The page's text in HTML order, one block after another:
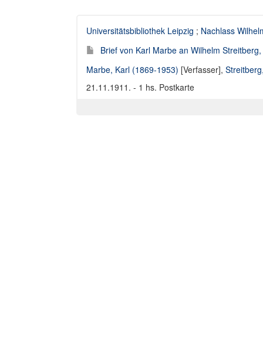
Universitätsbibliothek Leipzig ; Nachlass
Brief von Karl Marbe an Wilhelm
Marbe, Karl (1869-1953) [Verfasser],
21.11.1911. - 1 hs. Postkarte